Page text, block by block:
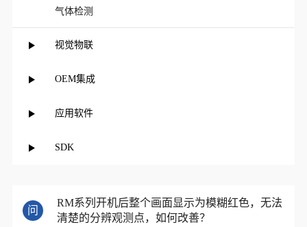
气体检测
视觉物联
OEM集成
应用软件
SDK
问
RM系列开机后整个画面显示为模糊红色，无法
清楚的分辨观测点，如何改善？